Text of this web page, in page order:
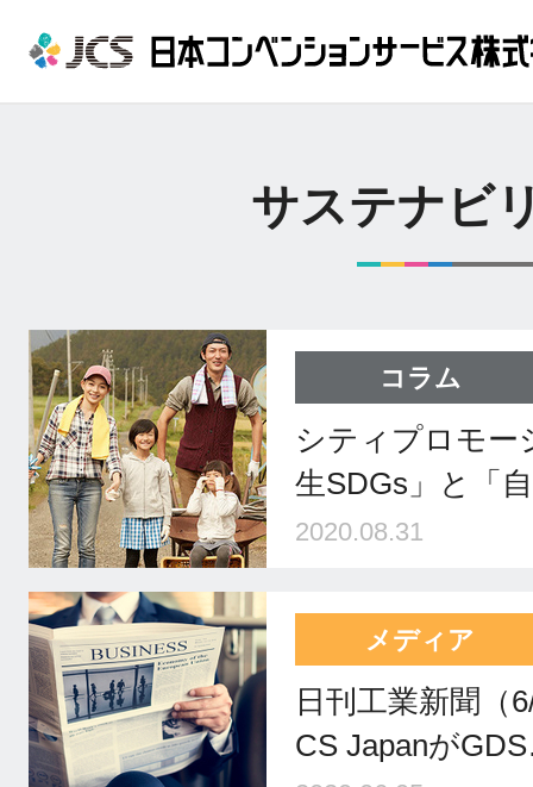
サステナビ
コラム
シティプロモー
生SDGs」と「
2020.08.31
メディア
日刊工業新聞（
CS Japanが